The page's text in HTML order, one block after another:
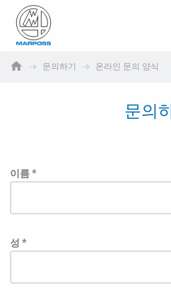
S.p.A.
문의하기 온라인 문의 양식
문의
이름 *
성 *
로그인
아직 등록하지 않으셨다면, 지금